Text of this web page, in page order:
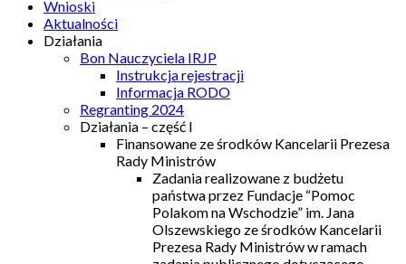
Wnioski
Aktualności
Działania
Bon Nauczyciela IRJP
Instrukcja rejestracji
Informacja RODO
Regranting 2024
Działania – część I
Finansowane ze środków Kancelarii Prezesa
Rady Ministrów
Zadania realizowane z budżetu
państwa przez Fundacje “Pomoc
Polakom na Wschodzie” im. Jana
Olszewskiego ze środków Kancelarii
Prezesa Rady Ministrów w ramach